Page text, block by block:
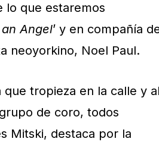
lo que estaremos
Angel’ y en compañía
neoyorkino, Noel Paul.
tropieza en la calle y
de coro, todos
Mitski, destaca por la